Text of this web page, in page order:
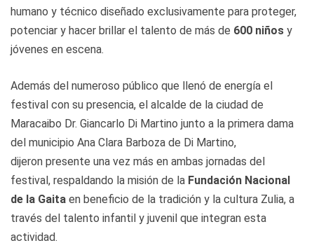
humano y técnico diseñado exclusivamente para proteger,
potenciar y hacer brillar el talento de más de 600 niños y
jóvenes en escena.
Además del numeroso público que llenó de energía el
festival con su presencia, el alcalde de la ciudad de
Maracaibo Dr. Giancarlo Di Martino junto a la primera dama
del municipio Ana Clara Barboza de Di Martino,
dijeron presente una vez más en ambas jornadas del
festival, respaldando la misión de la Fundación Nacional
de la Gaita en beneficio de la tradición y la cultura Zulia, a
través del talento infantil y juvenil que integran esta
actividad.